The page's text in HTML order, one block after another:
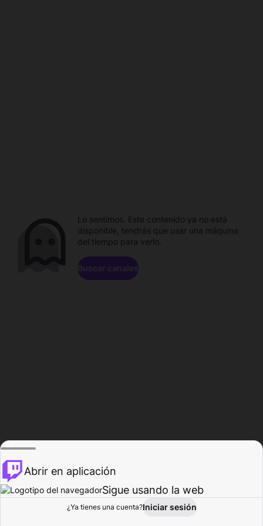
Explorar Actividad
Lo sentimos. Este contenido ya no está
disponible, tendrás que usar una máquina
del tiempo para verlo.
Buscar canales
Abrir en aplicación
Sigue usando la web
¿Ya tienes una cuenta?Iniciar sesión